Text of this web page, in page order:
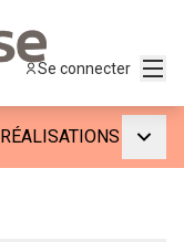
Se connecter
RÉALISATIONS